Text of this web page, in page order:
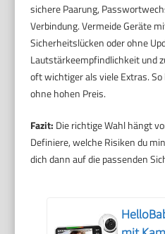
sichere Paarung,
Verbindung. Vermeide Geräte
Sicherheitslücken oder ohne
Lautstärkeempfindlichkeit und
oft wichtiger als viele Extras.
ohne hohen Preis.
Fazit: Die richtige Wahl hängt
Definiere, welche Risiken du
dich dann auf die passenden